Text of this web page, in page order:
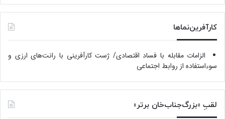
کارآفرین‌نماها
الزامات مقابله با فساد اقتصادی/ ژست کارآفرینی با رانت‌های ارزی و
سوءاستفاده از روابط اجتماعی
لقبِ «بزرگ‌جناب‌خان برتر»